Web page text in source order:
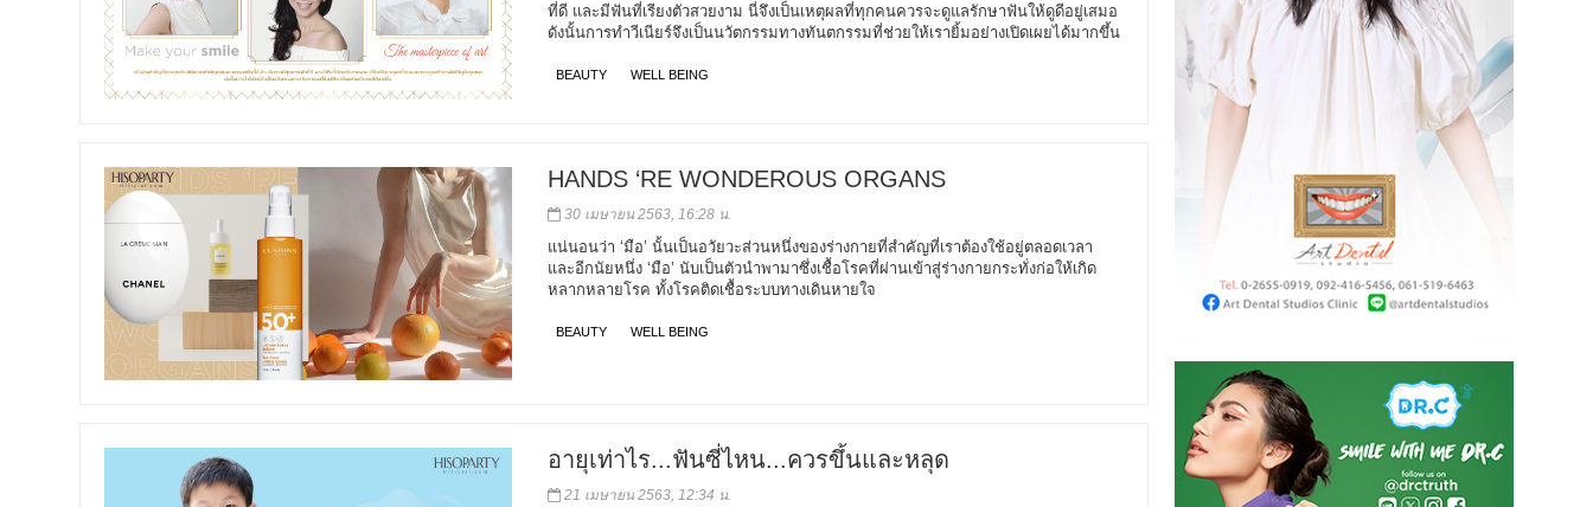
ที่ดี และมีฟันที่เรียงตัวสวยงาม นี่จึงเป็นเหตุผลที่ทุกคนควรจะดูแลรักษาฟันให้ดูดีอยู่เสมอ
ดังนั้นการทำวีเนียร์จึงเป็นนวัตกรรมทางทันตกรรมที่ช่วยให้เรายิ้มอย่างเปิดเผยได้มากขึ้น
BEAUTY WELL BEING
HANDS ‘RE WONDEROUS ORGANS
30 เมษายน 2563, 16:28 น.
แน่นอนว่า ‘มือ’ นั้นเป็นอวัยวะส่วนหนึ่งของร่างกายที่สำคัญที่เราต้องใช้อยู่ตลอดเวลา
และอีกนัยหนึ่ง ‘มือ’ นับเป็นตัวนำพามาซึ่งเชื้อโรคที่ผ่านเข้าสู่ร่างกายกระทั่งก่อให้เกิด
หลากหลายโรค ทั้งโรคติดเชื้อระบบทางเดินหายใจ
BEAUTY WELL BEING
อายุเท่าไร...ฟันซี่ไหน...ควรขึ้นและหลุด
21 เมษายน 2563, 12:34 น.